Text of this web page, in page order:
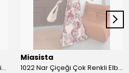
1021 Kare Desenli Kemerli Elbise
Miasista
1022 Nar Çiçeği Çok Renkli Elbise